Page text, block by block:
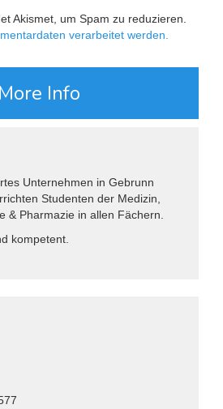
Akismet, um Spam zu reduzieren.
verarbeitet werden.
More Info
Unternehmen in Gebrunn
Studenten der Medizin,
& Pharmazie in allen Fächern.
kompetent.